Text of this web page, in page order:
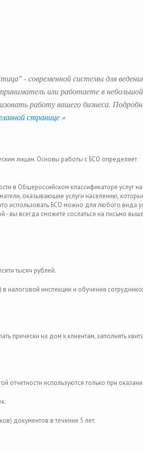
- современной системы для
или работаете в небольшой
работу вашего бизнеса.
странице »
лицам. Основы работы с БСО определяет
в Общероссийском классификаторе услуг
оказывающие услуги населению,
использовать БСО можно для любого вида
- вы всегда сможете сослаться на письмо
тысяч рублей.
налоговой инспекции и обучения
прически на дом к клиентам, заполнять
отчетности используются только при
документов в течение 5 лет.